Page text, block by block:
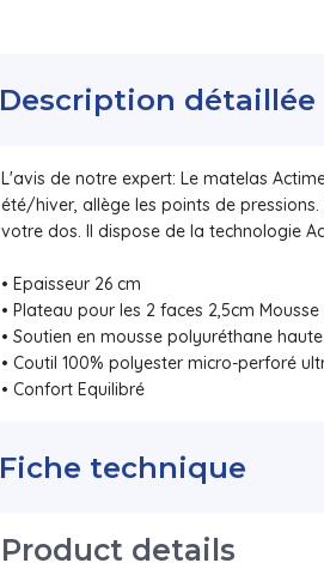
Description détaillée
L'avis de notre expert: Le matelas
été/hiver, allège les points de
votre dos. Il dispose de la technologie
• Epaisseur 26 cm
• Plateau pour les 2 faces 2,5cm
• Soutien en mousse polyuréthane
• Coutil 100% polyester micro-perforé
• Confort Equilibré
Fiche technique
Product details